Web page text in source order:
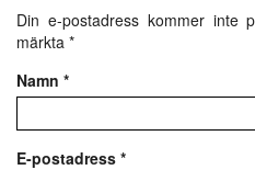
Din e-postadress kommer inte
märkta *
Namn *
E-postadress *